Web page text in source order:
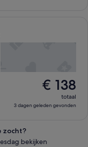
€ 138
totaal
3 dagen geleden gevonden
zocht?
bekijken